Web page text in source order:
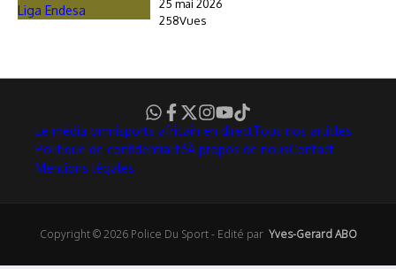
25 mai 2026
258Vues
Le média omnisports africain en directTous nos articles
Politique de confidentialitéÀ propos de nousContact
Mentions légales
Copyright © 2026 Police Du Sport - Edité par Yves-Gerard ABO